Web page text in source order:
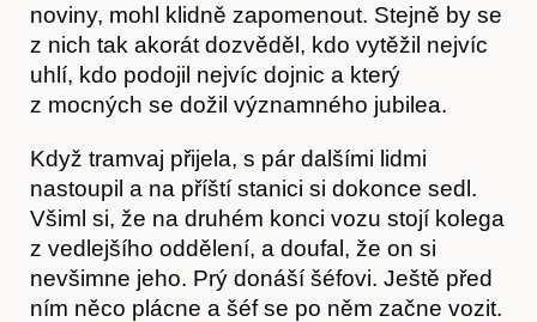
O nás
noviny, mohl klidně zapomenout. Stejně by se
z nich tak akorát dozvěděl, kdo vytěžil nejvíc
uhlí, kdo podojil nejvíc dojnic a který
z mocných se dožil významného jubilea.
Když tramvaj přijela, s pár dalšími lidmi
nastoupil a na příští stanici si dokonce sedl.
Všiml si, že na druhém konci vozu stojí kolega
z vedlejšího oddělení, a doufal, že on si
nevšimne jeho. Prý donáší šéfovi. Ještě před
ním něco plácne a šéf se po něm začne vozit.